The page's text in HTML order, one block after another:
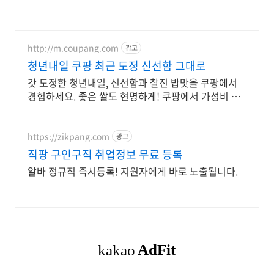
http://m.coupang.com 광고
청년내일 쿠팡 최근 도정 신선함 그대로
갓 도정한 청년내일, 신선함과 찰진 밥맛을 쿠팡에서
경험하세요. 좋은 쌀도 현명하게! 쿠팡에서 가성비 좋
https://zikpang.com 광고
직팡 구인구직 취업정보 무료 등록
알바 정규직 즉시등록! 지원자에게 바로 노출됩니다.